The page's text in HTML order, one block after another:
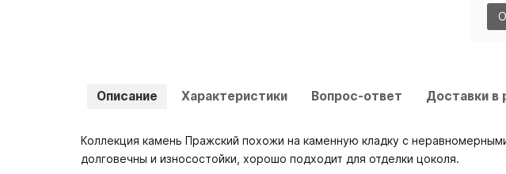
Описание Характеристики Вопрос-ответ Доставки в
Коллекция камень Пражский похожи на каменную кладку с
долговечны и износостойки, хорошо подходит для отделки цоколя.